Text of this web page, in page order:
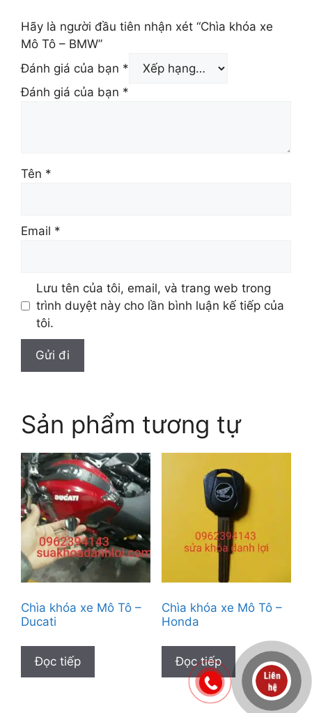
Hãy là người đầu tiên nhận xét “Chìa khóa xe
Mô Tô – BMW”
Đánh giá của bạn *
Đánh giá của bạn *
Tên *
Email *
Lưu tên của tôi, email, và trang web trong
trình duyệt này cho lần bình luận kế tiếp của
tôi.
Sản phẩm tương tự
Chìa khóa xe Mô Tô –
Ducati
Đọc tiếp
Chìa khóa xe Mô Tô –
Honda
Đọc tiếp